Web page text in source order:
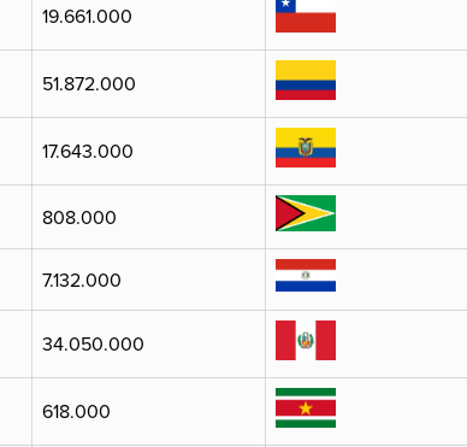
19.661.000
51.872.000
17.643.000
808.000
7.132.000
34.050.000
618.000